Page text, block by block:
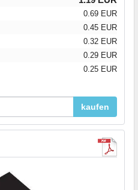
0.69 EUR
0.45 EUR
0.32 EUR
0.29 EUR
0.25 EUR
kaufen